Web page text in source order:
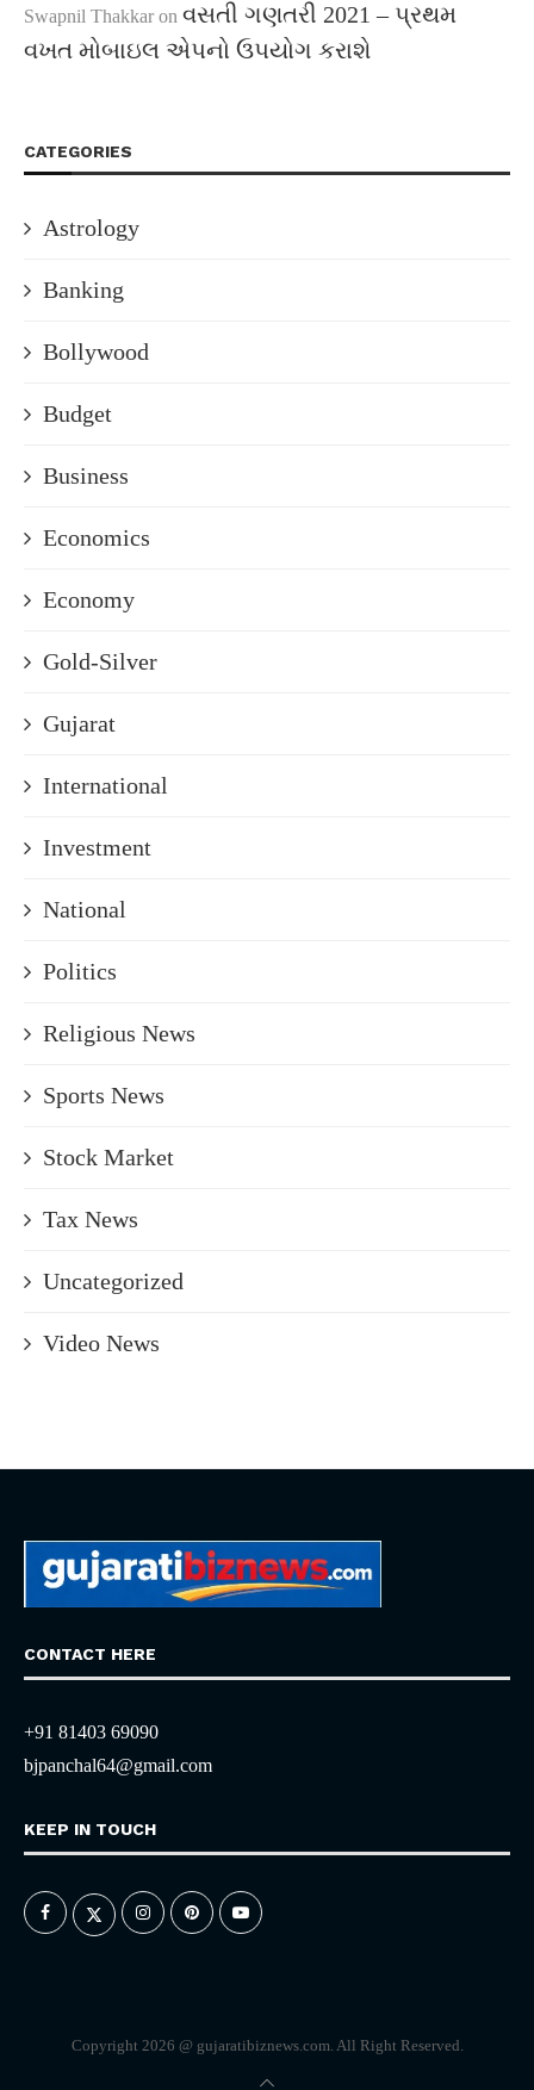
Swapnil Thakkar on વસતી ગણતરી 2021 – પ્રથમ
વખત મોબાઇલ એપનો ઉપયોગ કરાશે
CATEGORIES
Astrology
Banking
Bollywood
Budget
Business
Economics
Economy
Gold-Silver
Gujarat
International
Investment
National
Politics
Religious News
Sports News
Stock Market
Tax News
Uncategorized
Video News
CONTACT HERE
+91 81403 69090
bjpanchal64@gmail.com
KEEP IN TOUCH
Copyright 2026 @ gujaratibiznews.com. All Right Reserved.